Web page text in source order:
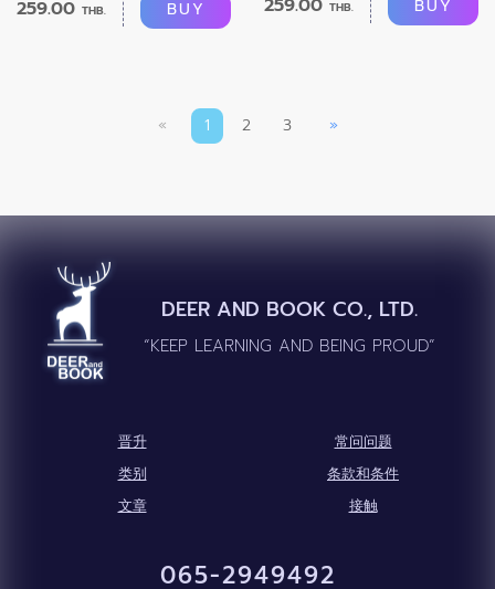
259.00 THB. BUY 259.00 THB. BUY
« 1 2 3 »
DEER AND BOOK CO., LTD.
“KEEP LEARNING AND BEING PROUD”
晋升
常问问题
类别
条款和条件
文章
接触
065-2949492